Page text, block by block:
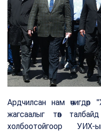
Ардчилсан нам өчигдөр
жагсаалыг төв
холбоотойгоор